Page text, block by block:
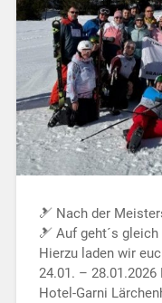
🎿 Nach der
🎿 Auf geht´s
Hierzu laden wir
24.01. –
Hotel-Garni